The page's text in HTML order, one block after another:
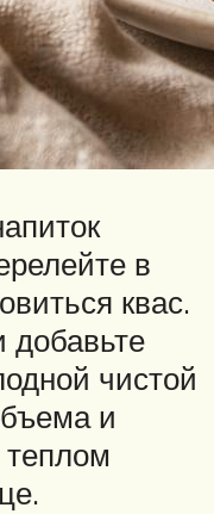
в
квас.
добавьте
чистой
и
теплом